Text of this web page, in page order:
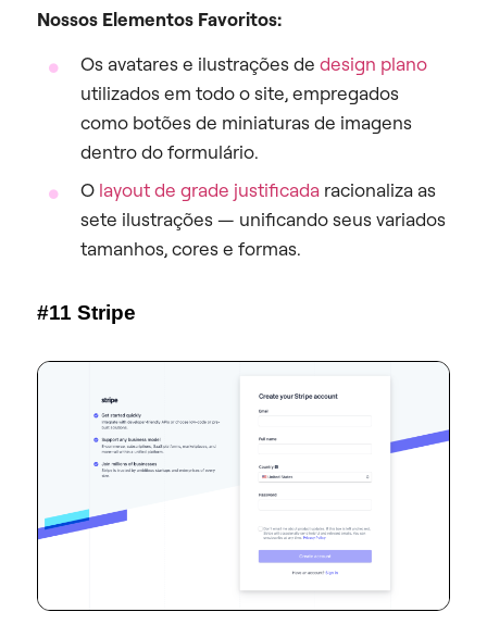
Nossos Elementos Favoritos:
Os avatares e ilustrações de design plano
utilizados em todo o site, empregados
como botões de miniaturas de imagens
dentro do formulário.
O layout de grade justificada racionaliza as
sete ilustrações — unificando seus variados
tamanhos, cores e formas.
#11 Stripe